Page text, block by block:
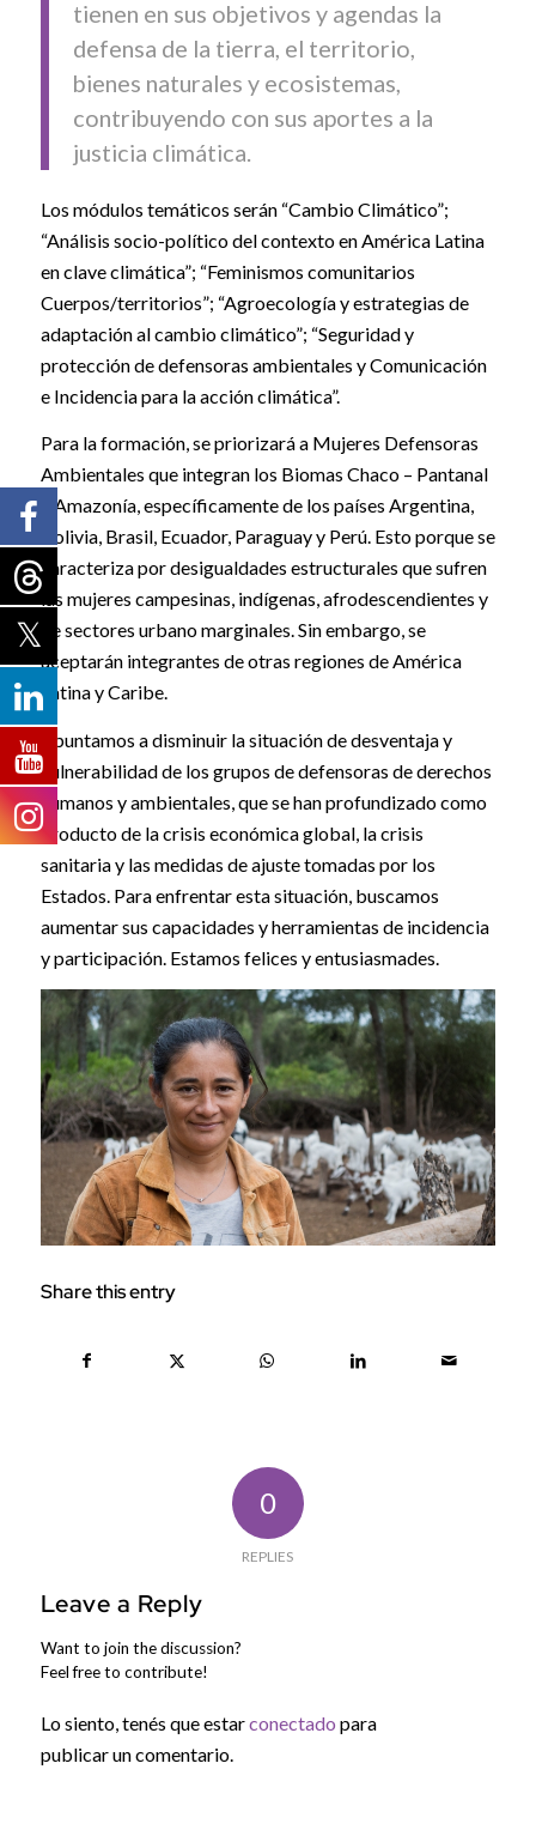
tienen en sus objetivos y agendas la
defensa de la tierra, el territorio,
bienes naturales y ecosistemas,
contribuyendo con sus aportes a la
justicia climática.
Los módulos temáticos serán “Cambio Climático”;
“Análisis socio-político del contexto en América Latina
en clave climática”; “Feminismos comunitarios
Cuerpos/territorios”; “Agroecología y estrategias de
adaptación al cambio climático”; “Seguridad y
protección de defensoras ambientales y Comunicación
e Incidencia para la acción climática”.
Para la formación, se priorizará a Mujeres Defensoras
Ambientales que integran los Biomas Chaco – Pantanal
– Amazonía, específicamente de los países Argentina,
Bolivia, Brasil, Ecuador, Paraguay y Perú. Esto porque se
caracteriza por desigualdades estructurales que sufren
las mujeres campesinas, indígenas, afrodescendientes y
de sectores urbano marginales. Sin embargo, se
aceptarán integrantes de otras regiones de América
Latina y Caribe.
Apuntamos a disminuir la situación de desventaja y
vulnerabilidad de los grupos de defensoras de derechos
humanos y ambientales, que se han profundizado como
producto de la crisis económica global, la crisis
sanitaria y las medidas de ajuste tomadas por los
Estados. Para enfrentar esta situación, buscamos
aumentar sus capacidades y herramientas de incidencia
y participación. Estamos felices y entusiasmades.
Share this entry
0
REPLIES
Leave a Reply
Want to join the discussion?
Feel free to contribute!
Lo siento, tenés que estarconectado para
publicar un comentario.